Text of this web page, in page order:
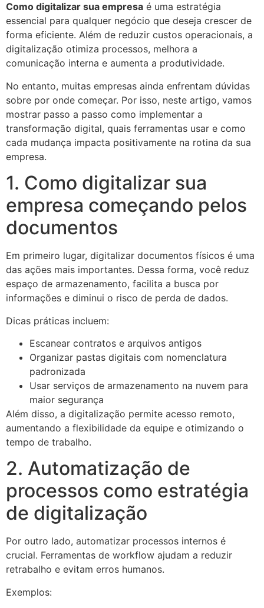
Como digitalizar sua empresa é uma estratégia
essencial para qualquer negócio que deseja crescer de
forma eficiente. Além de reduzir custos operacionais, a
digitalização otimiza processos, melhora a
comunicação interna e aumenta a produtividade.
No entanto, muitas empresas ainda enfrentam dúvidas
sobre por onde começar. Por isso, neste artigo, vamos
mostrar passo a passo como implementar a
transformação digital, quais ferramentas usar e como
cada mudança impacta positivamente na rotina da sua
empresa.
1. Como digitalizar sua
empresa começando pelos
documentos
Em primeiro lugar, digitalizar documentos físicos é uma
das ações mais importantes. Dessa forma, você reduz
espaço de armazenamento, facilita a busca por
informações e diminui o risco de perda de dados.
Dicas práticas incluem:
Escanear contratos e arquivos antigos
Organizar pastas digitais com nomenclatura
padronizada
Usar serviços de armazenamento na nuvem para
maior segurança
Além disso, a digitalização permite acesso remoto,
aumentando a flexibilidade da equipe e otimizando o
tempo de trabalho.
2. Automatização de
processos como estratégia
de digitalização
Por outro lado, automatizar processos internos é
crucial. Ferramentas de workflow ajudam a reduzir
retrabalho e evitam erros humanos.
Exemplos: